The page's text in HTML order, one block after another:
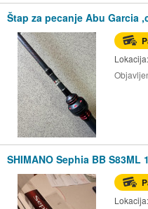
Štap za pecanje Abu Garcia
Lokacija:
SHIMANO Sephia BB S83ML
Lokacija: